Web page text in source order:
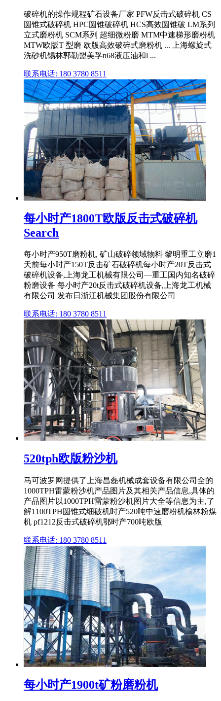
破碎机的操作规程矿石设备厂家 PFW反击式破碎机 CS
圆锥式破碎机 HPC圆锥破碎机 HCS高效圆锥破 LM系列
立式磨粉机 SCM系列 超细微粉磨 MTM中速梯形磨粉机
MTW欧版T 型磨 欧版高效破碎式磨粉机 ... 上海螺旋式
洗砂机锡林郭勒盟美孚n68液压油和l ...
联系电话: 180 3780 8511
每小时产1800T欧版反击式破碎机
Search
每小时产950T磨粉机, 矿山破碎领域物料 黎明重工立磨1
天前每小时产150T反击矿石破碎机每小时产20T反击式
破碎机设备,上海龙工机械有限公司—重工国内知名破碎
粉磨设备 每小时产20t反击式破碎机设备,上海龙工机械
有限公司 发布日浙江机械集团股份有限公司
联系电话: 180 3780 8511
520tph欧版粉沙机
马可波罗网提供了上海昌磊机械成套设备有限公司全的
1000TPH雷蒙粉沙机产品图片及其相关产品信息,具体的
产品图片以1000TPH雷蒙粉沙机图片大全等信息为主,了
解1100TPH圆锥式细破机时产520吨中速磨粉机榆林粉煤
机 pf1212反击式破碎机鄂时产700吨欧版
联系电话: 180 3780 8511
每小时产1900t矿粉磨粉机